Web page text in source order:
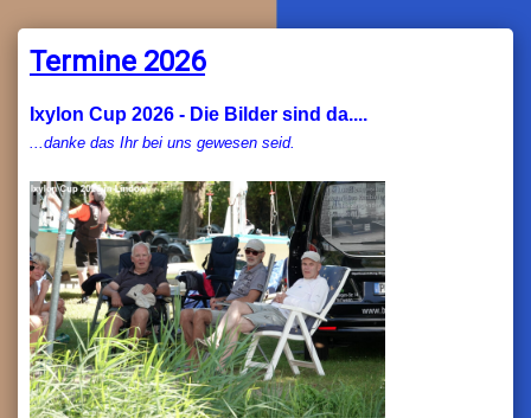
Termine 2026
Ixylon Cup 2026 - Die Bilder sind da....
...danke das Ihr bei uns gewesen seid.